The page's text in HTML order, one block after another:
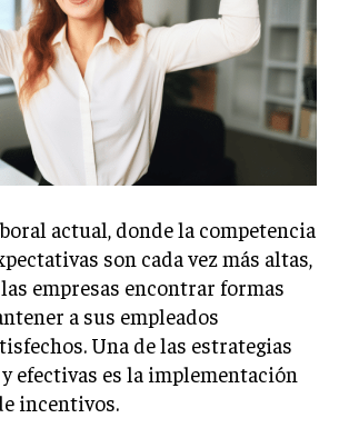
list of the most noteworthy news from all
any subscription plan, you get access
that let you stay ahead of the curve.
PUBLIC OPINION
actual, donde la competencia
son cada vez más altas,
empresas encontrar formas
a sus empleados
Una de las estrategias
efectivas es la implementación
incentivos.